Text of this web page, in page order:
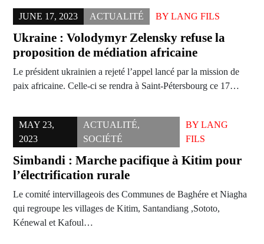
JUNE 17, 2023 ACTUALITÉ BY LANG FILS
Ukraine : Volodymyr Zelensky refuse la
proposition de médiation africaine
Le président ukrainien a rejeté l’appel lancé par la mission de
paix africaine. Celle-ci se rendra à Saint-Pétersbourg ce 17…
MAY 23,
2023
ACTUALITÉ,
SOCIÉTÉ
BYLANG
FILS
Simbandi : Marche pacifique à Kitim pour
l’électrification rurale
Le comité intervillageois des Communes de Baghére et Niagha
qui regroupe les villages de Kitim, Santandiang ,Sototo,
Kénewal et Kafoul…